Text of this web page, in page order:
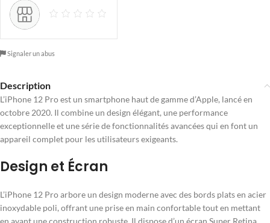
Signaler un abus
Description
L’iPhone 12 Pro est un smartphone haut de gamme d’Apple, lancé en
octobre 2020. Il combine un design élégant, une performance
exceptionnelle et une série de fonctionnalités avancées qui en font un
appareil complet pour les utilisateurs exigeants.
Design et Écran
L’iPhone 12 Pro arbore un design moderne avec des bords plats en acier
inoxydable poli, offrant une prise en main confortable tout en mettant
en avant une construction robuste. Il dispose d’un écran Super Retina